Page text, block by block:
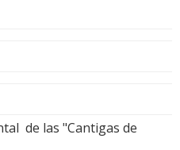
de las "Cantigas de